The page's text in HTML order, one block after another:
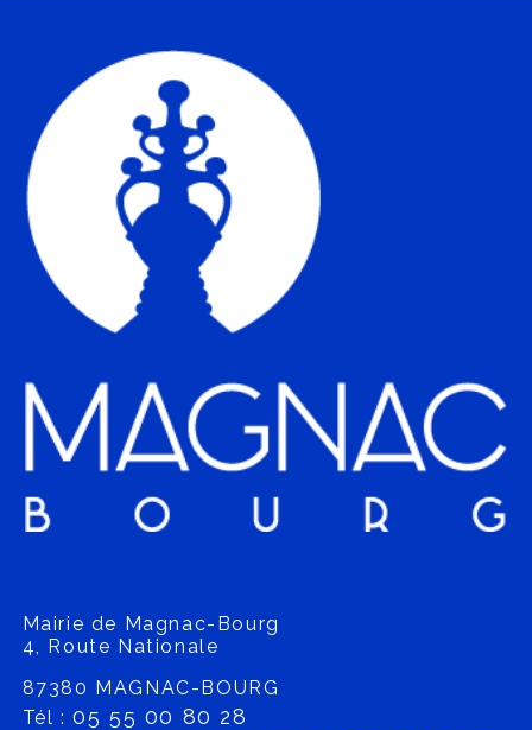
Mairie de Magnac-Bourg
4, Route Nationale
87380 MAGNAC-BOURG
Tél :05 55 00 80 28